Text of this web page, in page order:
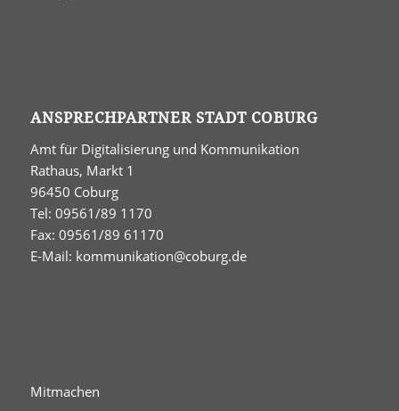
ANSPRECHPARTNER STADT COBURG
Amt für Digitalisierung und Kommunikation
Rathaus, Markt 1
96450 Coburg
Tel: 09561/89 1170
Fax: 09561/89 61170
E-Mail: kommunikation@coburg.de
Mitmachen